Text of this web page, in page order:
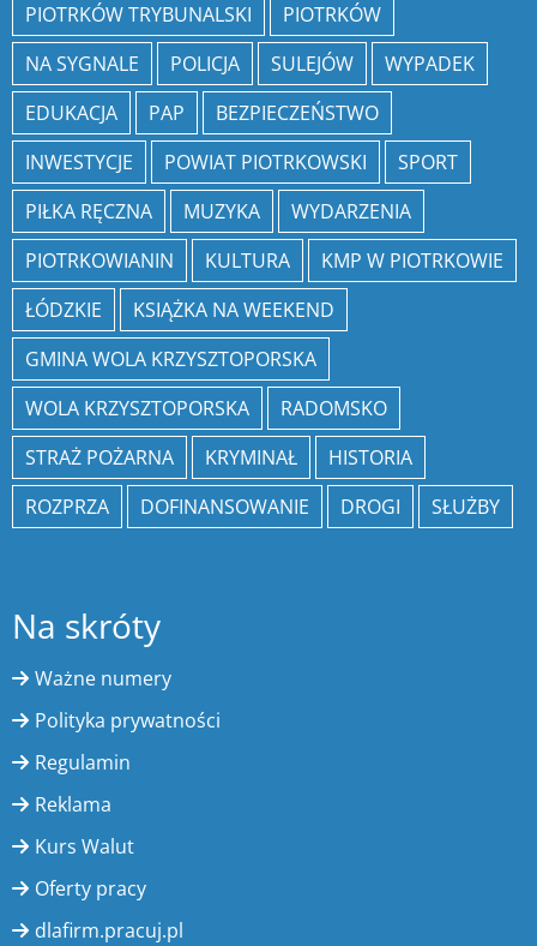
PIOTRKÓW TRYBUNALSKI
PIOTRKÓW
NA SYGNALE
POLICJA SULEJÓW
WYPADEK
EDUKACJA
PAP
BEZPIECZEŃSTWO
INWESTYCJE
POWIAT PIOTRKOWSKI
SPORT
PIŁKA RĘCZNA
MUZYKA
WYDARZENIA
PIOTRKOWIANIN
KULTURA
KMP W PIOTRKOWIE
ŁÓDZKIE
KSIĄŻKA NA WEEKEND
GMINA WOLA KRZYSZTOPORSKA
WOLA KRZYSZTOPORSKA
RADOMSKO
STRAŻ POŻARNA
KRYMINAŁ
HISTORIA
ROZPRZA
DOFINANSOWANIE DROGI SŁUŻBY
Na skróty
Ważne numery
Polityka prywatności
Regulamin
Reklama
Kurs Walut
Oferty pracy
dlafirm.pracuj.pl